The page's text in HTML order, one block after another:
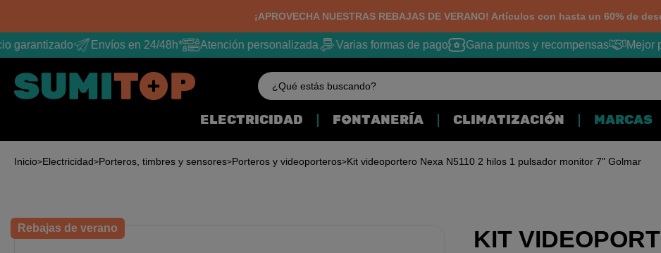
¡APROVECHA NUESTRAS REBAJAS DE VERANO! Artículos con hasta un 60% de
garantizado Envíos en 24/48h* Atención personalizada Varias formas de pago Gana puntos y recompensas Mejor
¿Qué estás buscando?
ELECTRICIDAD FONTANERÍA CLIMATIZACIÓN MARCAS
Inicio Electricidad Porteros, timbres y sensores Porteros y videoporteros Kit videoportero Nexa N5110 2 hilos 1 pulsador monitor 7" Golmar
Rebajas de verano
KIT